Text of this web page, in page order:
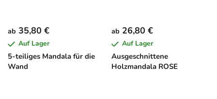
5-teiliges Mandala für die
Wand
ab 35,80 €
Auf Lager
Ausgeschnittene
Holzmandala ROSE
ab 26,80 €
Auf Lager